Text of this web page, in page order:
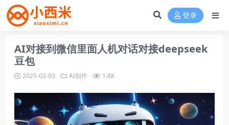
登录
AI对接到微信里面人机对话对接deepseek
豆包
2025-02-03 AI创作 1.8K